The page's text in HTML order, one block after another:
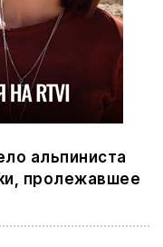
альпиниста
пролежавшее